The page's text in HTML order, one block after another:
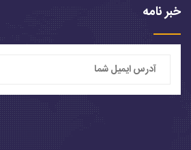
خبر نامه